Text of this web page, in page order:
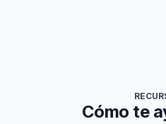
Cómo te